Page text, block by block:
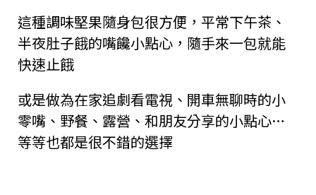
這種調味堅果隨身包很方便，平常下午茶、
半夜肚子餓的嘴饞小點心，隨手來一包就能
快速止餓
或是做為在家追劇看電視、開車無聊時的小
零嘴、野餐、露營、和朋友分享的小點心…
等等也都是很不錯的選擇